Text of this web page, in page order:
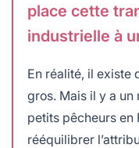
place cette
industrielle à
En réalité, il existe
gros. Mais il y a
petits pêcheurs en
rééquilibrer